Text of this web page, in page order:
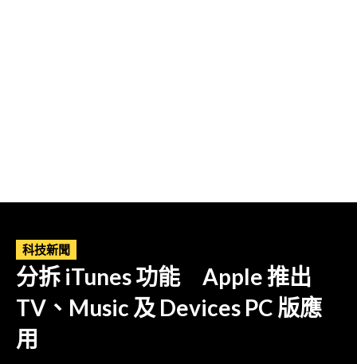
科技新聞
分拆 iTunes 功能 Apple 推出
TV、Music 及 Devices PC 版應
用